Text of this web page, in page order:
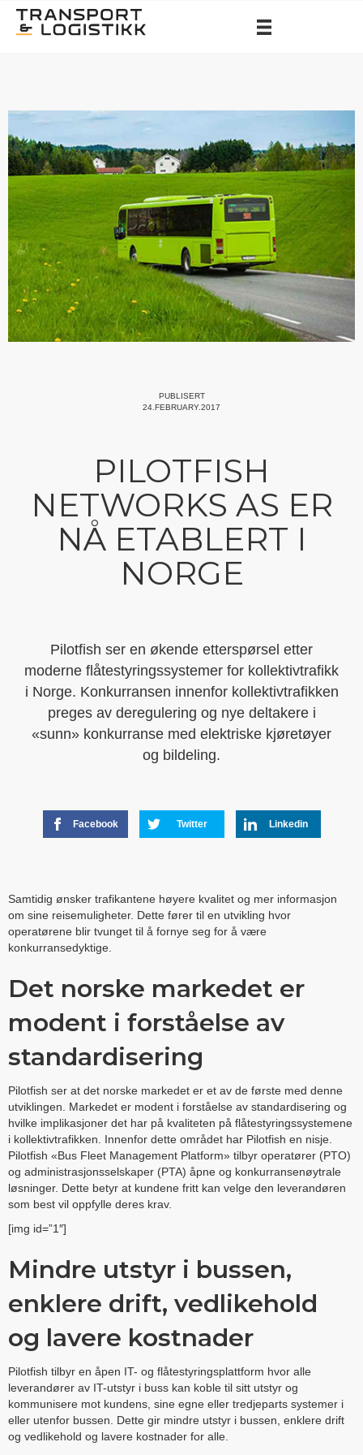
PUBLISERT
24.FEBRUARY.2017
PILOTFISH
NETWORKS AS ER
NÅ ETABLERT I
NORGE
Pilotfish ser en økende etterspørsel etter
moderne flåtestyringssystemer for kollektivtrafikk
i Norge. Konkurransen innenfor kollektivtrafikken
preges av deregulering og nye deltakere i
«sunn» konkurranse med elektriske kjøretøyer
og bildeling.
Facebook Twitter Linkedin
Samtidig ønsker trafikantene høyere kvalitet og mer informasjon
om sine reisemuligheter. Dette fører til en utvikling hvor
operatørene blir tvunget til å fornye seg for å være
konkurransedyktige.
Det norske markedet er
modent i forståelse av
standardisering
Pilotfish ser at det norske markedet er et av de første med denne
utviklingen. Markedet er modent i forståelse av standardisering og
hvilke implikasjoner det har på kvaliteten på flåtestyringssystemene
i kollektivtrafikken. Innenfor dette området har Pilotfish en nisje.
Pilotfish «Bus Fleet Management Platform» tilbyr operatører (PTO)
og administrasjonsselskaper (PTA) åpne og konkurransenøytrale
løsninger. Dette betyr at kundene fritt kan velge den leverandøren
som best vil oppfylle deres krav.
[img id=”1″]
Mindre utstyr i bussen,
enklere drift, vedlikehold
og lavere kostnader
Pilotfish tilbyr en åpen IT- og flåtestyringsplattform hvor alle
leverandører av IT-utstyr i buss kan koble til sitt utstyr og
kommunisere mot kundens, sine egne eller tredjeparts systemer i
eller utenfor bussen. Dette gir mindre utstyr i bussen, enklere drift
og vedlikehold og lavere kostnader for alle.